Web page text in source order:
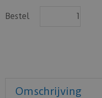
Bestel
Omschrijving